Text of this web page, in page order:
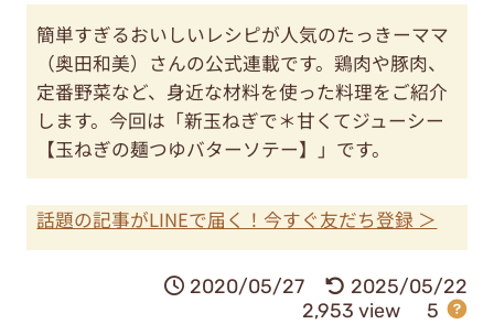
簡単すぎるおいしいレシピが人気のたっきーママ
（奥田和美）さんの公式連載です。鶏肉や豚肉、
定番野菜など、身近な材料を使った料理をご紹介
します。今回は「新玉ねぎで＊甘くてジューシー
【玉ねぎの麺つゆバターソテー】」です。
話題の記事がLINEで届く！今すぐ友だち登録 ＞
2020/05/27
2025/05/22
2,953 view
5